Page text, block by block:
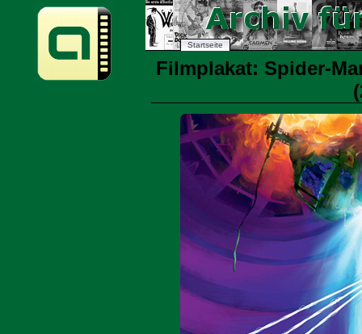
Startseite
Filmplakat: Spider-